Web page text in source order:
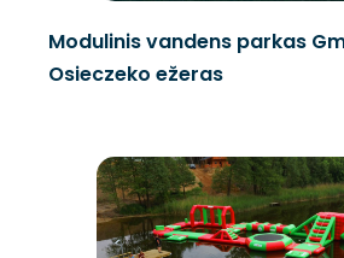
Modulinis vandens parkas
Osieczeko ežeras